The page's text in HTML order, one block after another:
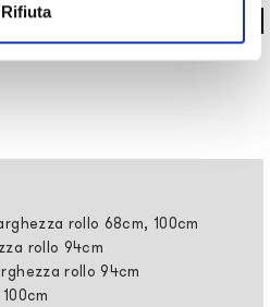
Rifiuta
rollo 68cm, 100cm
rollo 94cm
rollo 94cm